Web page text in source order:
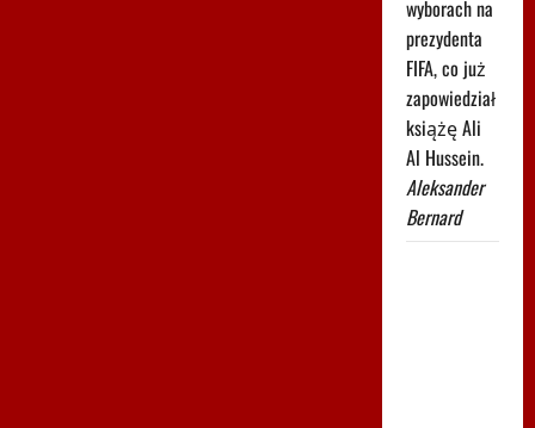
wyborach na
prezydenta
FIFA, co już
zapowiedział
książę Ali
Al Hussein.
Aleksander
Bernard